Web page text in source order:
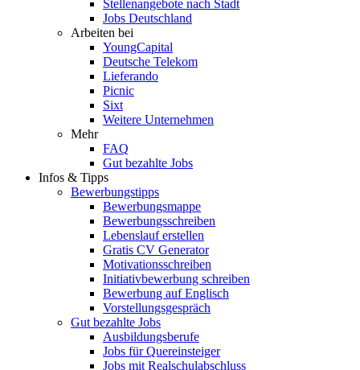
Stellenangebote nach Stadt
Jobs Deutschland
Arbeiten bei
YoungCapital
Deutsche Telekom
Lieferando
Picnic
Sixt
Weitere Unternehmen
Mehr
FAQ
Gut bezahlte Jobs
Infos & Tipps
Bewerbungstipps
Bewerbungsmappe
Bewerbungsschreiben
Lebenslauf erstellen
Gratis CV Generator
Motivationsschreiben
Initiativbewerbung schreiben
Bewerbung auf Englisch
Vorstellungsgespräch
Gut bezahlte Jobs
Ausbildungsberufe
Jobs für Quereinsteiger
Jobs mit Realschulabschluss